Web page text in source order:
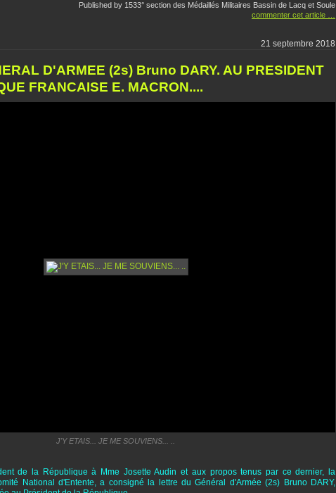
Published by 1533° section des Médaillés Militaires Bassin de Lacq et Soule
commenter cet article
21 septembre 2018
D'ARMEE (2s) Bruno DARY. AU PRESIDENT
FRANCAISE E. MACRON....
J'Y ETAIS... JE ME SOUVIENS... ..
de la République à Mme Josette Audin et aux propos tenus par ce dernier, la
National d'Entente, a consigné la lettre du Général d'Armée (2s) Bruno DARY,